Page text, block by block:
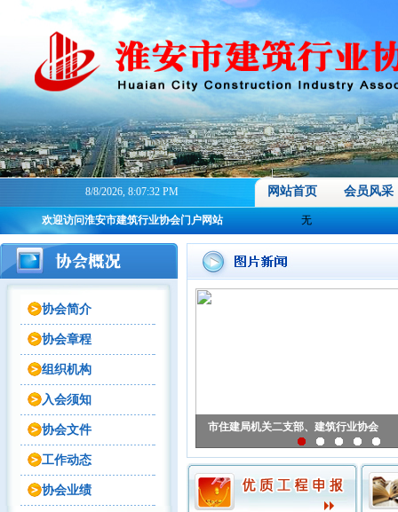
8/8/2026, 8:07:32 PM 网站首页 会员风采
欢迎访问淮安市建筑行业协会门户网站 无
协会简介
协会章程
组织机构
入会须知
协会文件
工作动态
协会业绩